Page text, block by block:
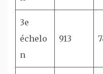
3e
échelo
n
913